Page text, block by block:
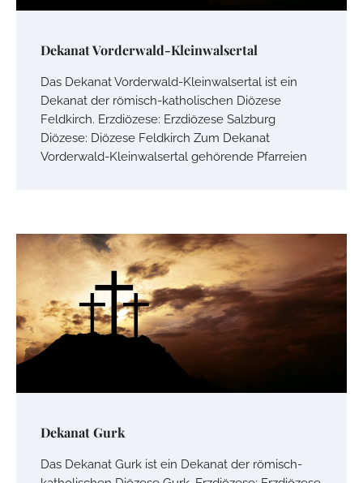
Dekanat Vorderwald-Kleinwalsertal
Das Dekanat Vorderwald-Kleinwalsertal ist ein
Dekanat der römisch-katholischen Diözese
Feldkirch. Erzdiözese: Erzdiözese Salzburg
Diözese: Diözese Feldkirch Zum Dekanat
Vorderwald-Kleinwalsertal gehörende Pfarreien
Dekanat Gurk
Das Dekanat Gurk ist ein Dekanat der römisch-